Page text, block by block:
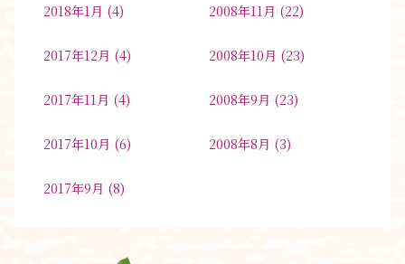
2018年1月 (4)
2017年12月 (4)
2017年11月 (4)
2017年10月 (6)
2017年9月 (8)
2008年11月 (22)
2008年10月 (23)
2008年9月 (23)
2008年8月 (3)